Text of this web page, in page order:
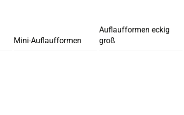
Mini-Auflaufformen
Auflaufformen eckig
groß